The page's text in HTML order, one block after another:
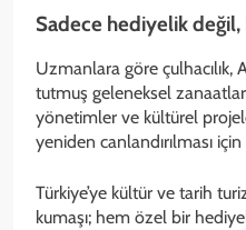
Sadece hediyelik
Uzmanlara göre çulhacılık,
tutmuş geleneksel
yönetimler ve kültürel
yeniden canlandırılması
Türkiye’ye kültür ve tarih
kumaşı; hem özel bir